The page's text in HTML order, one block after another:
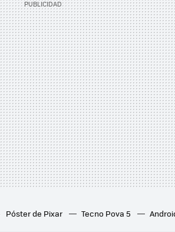
Póster de Pixar Tecno Pova 5